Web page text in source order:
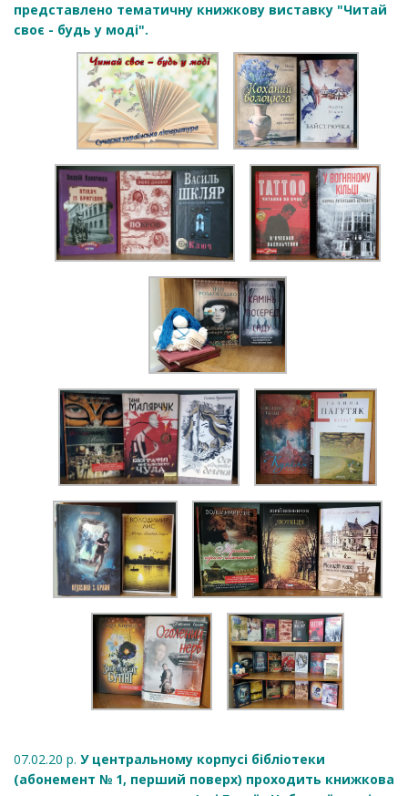
представлено тематичну книжкову виставку "Читай
своє - будь у моді".
07.02.20 р. У центральному корпусі бібліотеки
(абонемент № 1, перший поверх) проходить книжкова